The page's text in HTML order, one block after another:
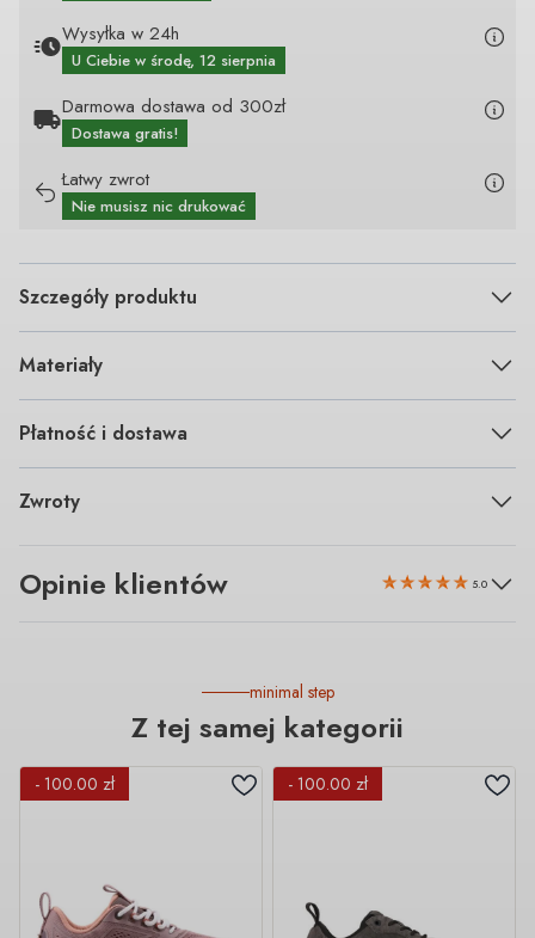
Wysyłka w 24h
U Ciebie w środę, 12 sierpnia
Darmowa dostawa od 300zł
Dostawa gratis!
Łatwy zwrot
Nie musisz nic drukować
Szczegóły produktu
Materiały
Płatność i dostawa
Zwroty
Opinie klientów 5.0
minimal step
Z tej samej kategorii
- 100.00 zł - 100.00 zł